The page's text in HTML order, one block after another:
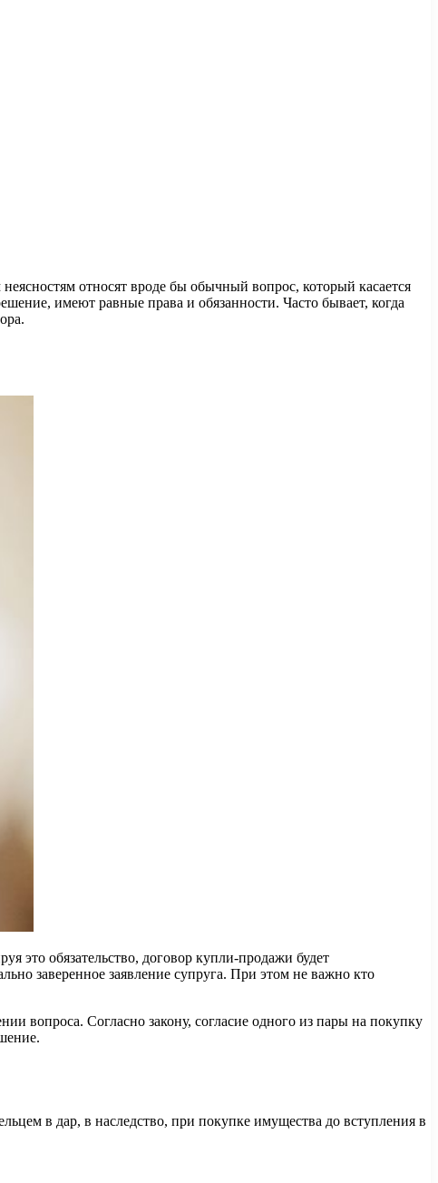
относят вроде бы обычный вопрос, который касается
имеют равные права и обязанности. Часто бывает, когда
это обязательство, договор купли-продажи будет
заверенное заявление супруга. При этом не важно кто
вопроса. Согласно закону, согласие одного из пары на покупку
в дар, в наследство, при покупке имущества до вступления в